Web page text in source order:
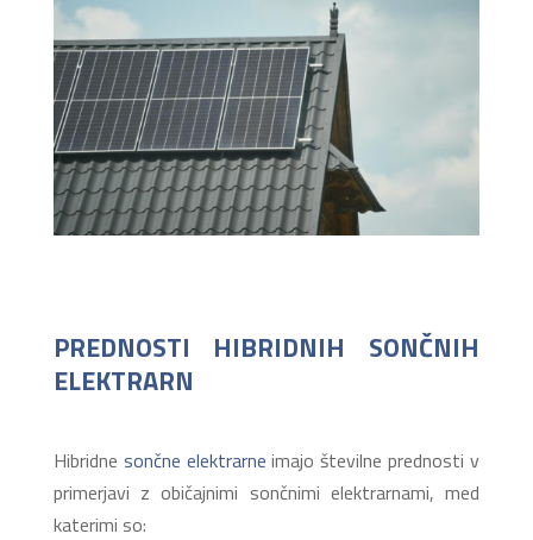
PREDNOSTI HIBRIDNIH SONČNIH
ELEKTRARN
Hibridne sončne elektrarne imajo številne prednosti v
primerjavi z običajnimi sončnimi elektrarnami, med
katerimi so: